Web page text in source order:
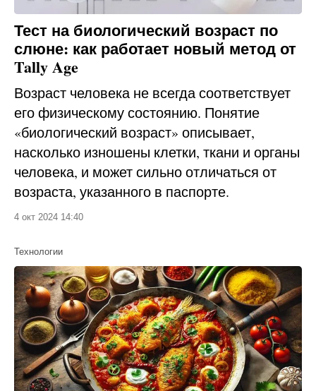
Тест на биологический возраст по
слюне: как работает новый метод от
Tally Age
Возраст человека не всегда соответствует
его физическому состоянию. Понятие
«биологический возраст» описывает,
насколько изношены клетки, ткани и органы
человека, и может сильно отличаться от
возраста, указанного в паспорте.
4 окт 2024 14:40
Технологии